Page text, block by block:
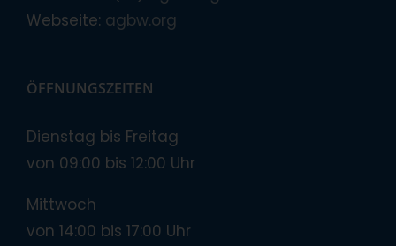
Webseite: agbw.org
ÖFFNUNGSZEITEN
Dienstag bis Freitag
von 09:00 bis 12:00 Uhr
Mittwoch
von 14:00 bis 17:00 Uhr